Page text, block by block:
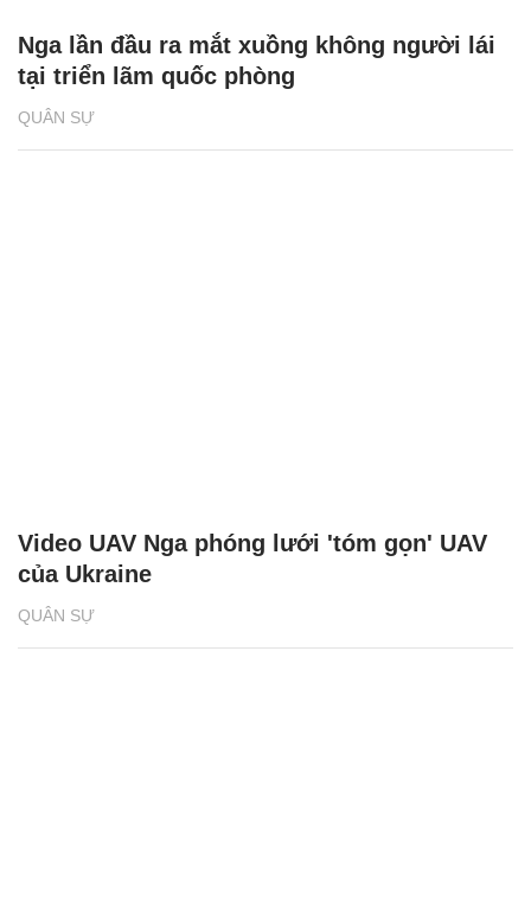
QUÂN SỰ
Nga lần đầu ra mắt xuồng không người lái
tại triển lãm quốc phòng
QUÂN SỰ
Video UAV Nga phóng lưới 'tóm gọn' UAV
của Ukraine